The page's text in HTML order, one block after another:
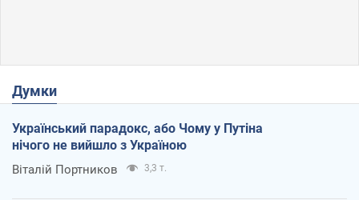
Думки
Український парадокс, або Чому у Путіна
нічого не вийшло з Україною
Віталій Портников 3,3 т.